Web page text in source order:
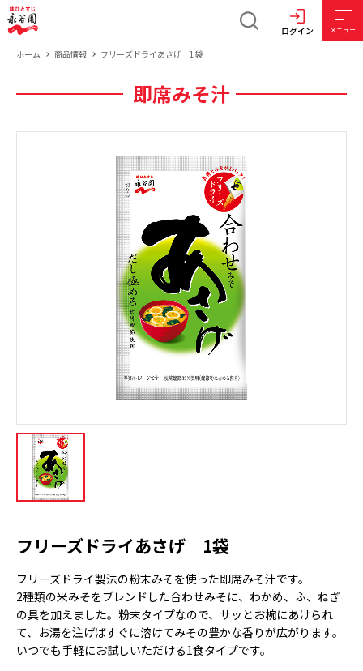
ログイン メニュー
ホーム 商品情報 フリーズドライあさげ 1袋
即席みそ汁
フリーズドライあさげ 1袋
フリーズドライ製法の粉末みそを使った即席みそ汁です。
2種類の米みそをブレンドした合わせみそに、わかめ、ふ、ねぎ
の具を加えました。粉末タイプなので、サッとお椀にあけられ
て、お湯を注げばすぐに溶けてみその豊かな香りが広がります。
いつでも手軽にお試しいただける1食タイプです。